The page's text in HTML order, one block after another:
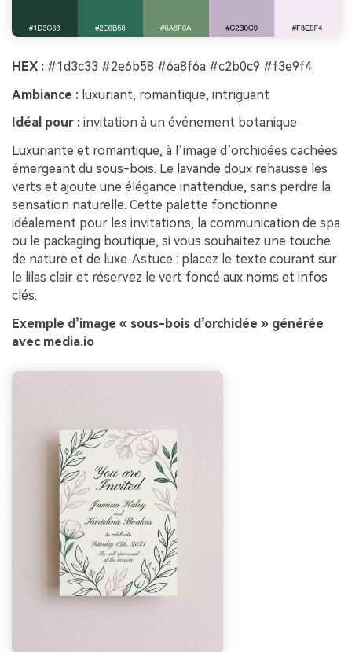
HEX : #1d3c33 #2e6b58 #6a8f6a #c2b0c9 #f3e9f4
Ambiance : luxuriant, romantique, intriguant
Idéal pour : invitation à un événement botanique
Luxuriante et romantique, à l’image d’orchidées cachées
émergeant du sous-bois. Le lavande doux rehausse les
verts et ajoute une élégance inattendue, sans perdre la
sensation naturelle. Cette palette fonctionne
idéalement pour les invitations, la communication de spa
ou le packaging boutique, si vous souhaitez une touche
de nature et de luxe. Astuce : placez le texte courant sur
le lilas clair et réservez le vert foncé aux noms et infos
clés.
Exemple d’image « sous-bois d’orchidée » générée
avec media.io